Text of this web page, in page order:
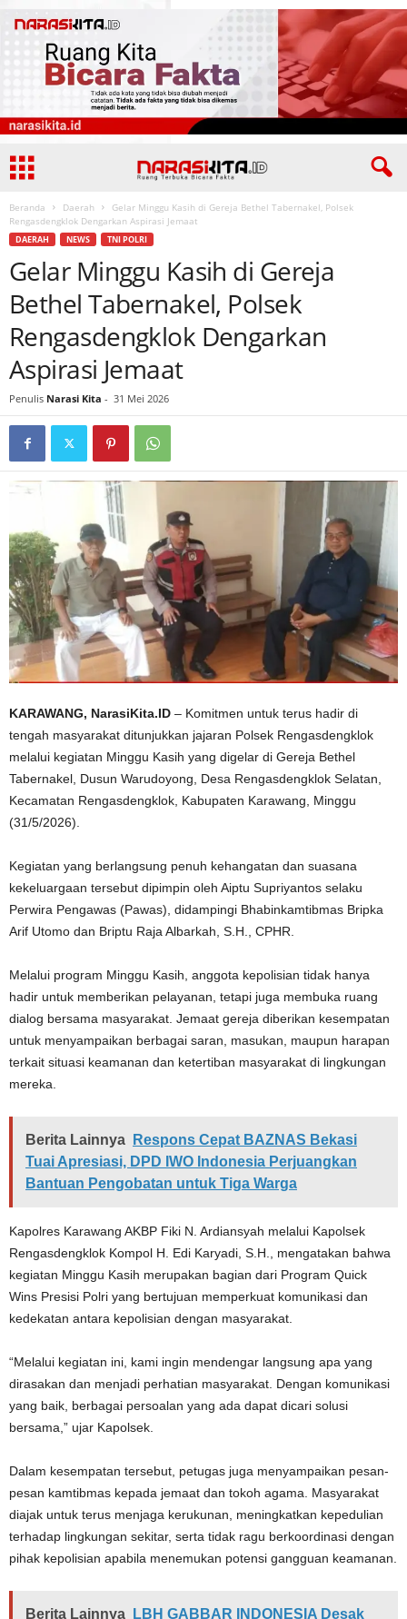
Beranda Daerah
Gelar Minggu Kasih di Gereja Bethel Tabernakel, Polsek
Rengasdengklok Dengarkan Aspirasi Jemaat
DAERAH NEWS TNI POLRI
Gelar Minggu Kasih di Gereja
Bethel Tabernakel, Polsek
Rengasdengklok Dengarkan
Aspirasi Jemaat
Penulis Narasi Kita - 31 Mei 2026
KARAWANG, NarasiKita.ID – Komitmen untuk terus hadir di
tengah masyarakat ditunjukkan jajaran Polsek Rengasdengklok
melalui kegiatan Minggu Kasih yang digelar di Gereja Bethel
Tabernakel, Dusun Warudoyong, Desa Rengasdengklok Selatan,
Kecamatan Rengasdengklok, Kabupaten Karawang, Minggu
(31/5/2026).
Kegiatan yang berlangsung penuh kehangatan dan suasana
kekeluargaan tersebut dipimpin oleh Aiptu Supriyantos selaku
Perwira Pengawas (Pawas), didampingi Bhabinkamtibmas Bripka
Arif Utomo dan Briptu Raja Albarkah, S.H., CPHR.
Melalui program Minggu Kasih, anggota kepolisian tidak hanya
hadir untuk memberikan pelayanan, tetapi juga membuka ruang
dialog bersama masyarakat. Jemaat gereja diberikan kesempatan
untuk menyampaikan berbagai saran, masukan, maupun harapan
terkait situasi keamanan dan ketertiban masyarakat di lingkungan
mereka.
Berita Lainnya
Respons Cepat BAZNAS Bekasi
Tuai Apresiasi, DPD IWO Indonesia Perjuangkan
Bantuan Pengobatan untuk Tiga Warga
Kapolres Karawang AKBP Fiki N. Ardiansyah melalui Kapolsek
Rengasdengklok Kompol H. Edi Karyadi, S.H., mengatakan bahwa
kegiatan Minggu Kasih merupakan bagian dari Program Quick
Wins Presisi Polri yang bertujuan memperkuat komunikasi dan
kedekatan antara kepolisian dengan masyarakat.
“Melalui kegiatan ini, kami ingin mendengar langsung apa yang
dirasakan dan menjadi perhatian masyarakat. Dengan komunikasi
yang baik, berbagai persoalan yang ada dapat dicari solusi
bersama,” ujar Kapolsek.
Dalam kesempatan tersebut, petugas juga menyampaikan pesan-
pesan kamtibmas kepada jemaat dan tokoh agama. Masyarakat
diajak untuk terus menjaga kerukunan, meningkatkan kepedulian
terhadap lingkungan sekitar, serta tidak ragu berkoordinasi dengan
pihak kepolisian apabila menemukan potensi gangguan keamanan.
Berita Lainnya
LBH GABBAR INDONESIA Desak